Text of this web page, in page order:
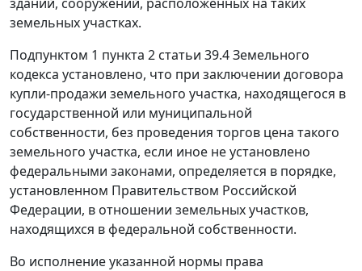
земельных участках.
Подпунктом 1 пункта 2 статьи 39.4 Земельного
кодекса установлено, что при заключении договора
купли-продажи земельного участка, находящегося в
государственной или муниципальной
собственности, без проведения торгов цена такого
земельного участка, если иное не установлено
федеральными законами, определяется в порядке,
установленном Правительством Российской
Федерации, в отношении земельных участков,
находящихся в федеральной собственности.
Во исполнение указанной нормы права